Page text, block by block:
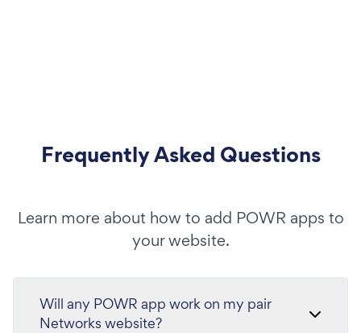
Frequently Asked Questions
Learn more about how to add POWR apps to
your website.
Will any POWR app work on my pair
Networks website?